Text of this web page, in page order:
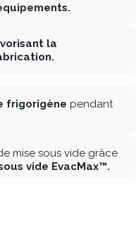
la
frigorigène pendant
mise sous vide grâce
vide EvacMax™.